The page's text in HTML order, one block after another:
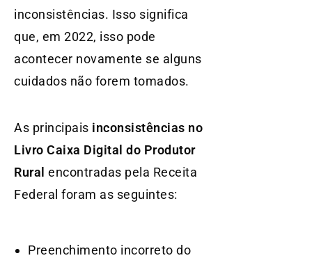
inconsistências. Isso significa
que, em 2022, isso pode
acontecer novamente se alguns
cuidados não forem tomados.
As principais inconsistências no
Livro Caixa Digital do Produtor
Rural encontradas pela Receita
Federal foram as seguintes:
Preenchimento incorreto do